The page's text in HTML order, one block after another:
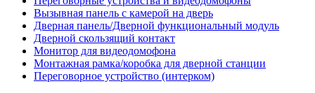
Вызывная панель с камерой на дверь
Дверная панель/Дверной функциональный модуль
Дверной скользящий контакт
Монитор для видеодомофона
Монтажная рамка/коробка для дверной станции
Переговорное устройство (интерком)